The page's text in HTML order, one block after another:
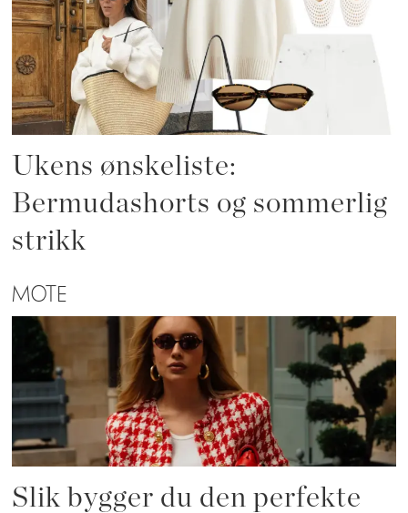
Ukens ønskeliste:
Bermudashorts og sommerlig
strikk
MOTE
Slik bygger du den perfekte